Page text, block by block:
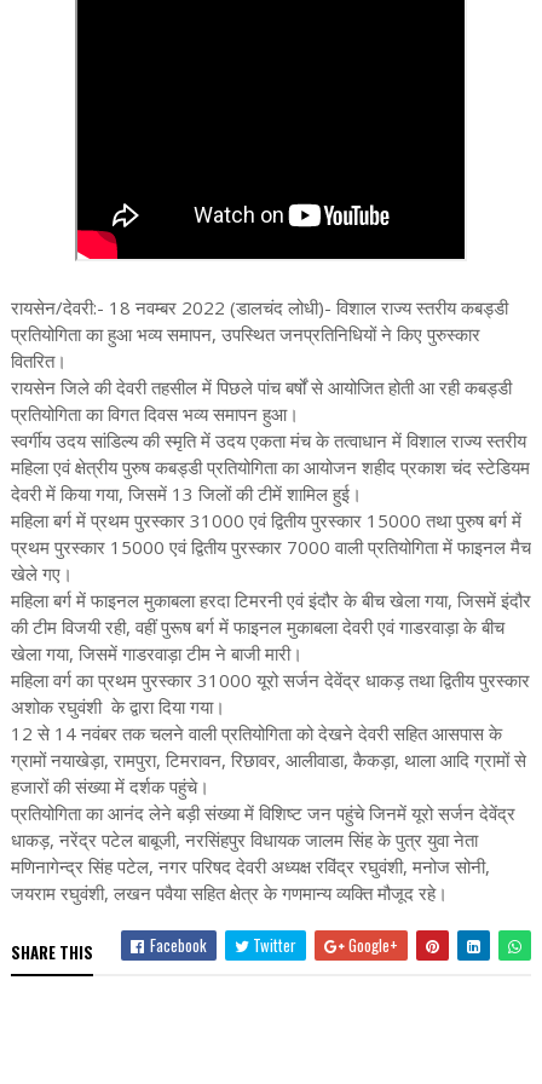
रायसेन/देवरी:- 18 नवम्बर 2022 (डालचंद लोधी)- विशाल राज्य स्तरीय कबड्डी
प्रतियोगिता का हुआ भव्य समापन, उपस्थित जनप्रतिनिधियों ने किए पुरुस्कार
वितरित।
रायसेन जिले की देवरी तहसील में पिछले पांच बर्षों से आयोजित होती आ रही कबड्डी
प्रतियोगिता का विगत दिवस भव्य समापन हुआ।
स्वर्गीय उदय सांडिल्य की स्मृति में उदय एकता मंच के तत्वाधान में विशाल राज्य स्तरीय
महिला एवं क्षेत्रीय पुरुष कबड्डी प्रतियोगिता का आयोजन शहीद प्रकाश चंद स्टेडियम
देवरी में किया गया, जिसमें 13 जिलों की टीमें शामिल हुई।
महिला बर्ग में प्रथम पुरस्कार 31000 एवं द्वितीय पुरस्कार 15000 तथा पुरुष बर्ग में
प्रथम पुरस्कार 15000 एवं द्वितीय पुरस्कार 7000 वाली प्रतियोगिता में फाइनल मैच
खेले गए।
महिला बर्ग में फाइनल मुकाबला हरदा टिमरनी एवं इंदौर के बीच खेला गया, जिसमें इंदौर
की टीम विजयी रही, वहीं पुरूष बर्ग में फाइनल मुकाबला देवरी एवं गाडरवाड़ा के बीच
खेला गया, जिसमें गाडरवाड़ा टीम ने बाजी मारी।
महिला वर्ग का प्रथम पुरस्कार 31000 यूरो सर्जन देवेंद्र धाकड़ तथा द्वितीय पुरस्कार
अशोक रघुवंशी के द्वारा दिया गया।
12 से 14 नवंबर तक चलने वाली प्रतियोगिता को देखने देवरी सहित आसपास के
ग्रामों नयाखेड़ा, रामपुरा, टिमरावन, रिछावर, आलीवाडा, कैकड़ा, थाला आदि ग्रामों से
हजारों की संख्या में दर्शक पहुंचे।
प्रतियोगिता का आनंद लेने बड़ी संख्या में विशिष्ट जन पहुंचे जिनमें यूरो सर्जन देवेंद्र
धाकड़, नरेंद्र पटेल बाबूजी, नरसिंहपुर विधायक जालम सिंह के पुत्र युवा नेता
मणिनागेन्द्र सिंह पटेल, नगर परिषद देवरी अध्यक्ष रविंद्र रघुवंशी, मनोज सोनी,
जयराम रघुवंशी, लखन पवैया सहित क्षेत्र के गणमान्य व्यक्ति मौजूद रहे।
SHARE THIS Facebook Twitter Google+